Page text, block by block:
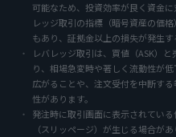
可能なため、投資効率が良く資金
レッジ取引の指標（暗号資産の価
もあり、証拠金以上の損失が発生す
レバレッジ取引は、買値（ASK）
り、相場急変時や著しく流動性が
広がることや、注文受付を中断す
性があります。
発注時に取引画面に表示されてい
（スリッページ）が生じる場合が